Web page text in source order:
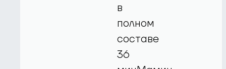
в
полном
составе
36